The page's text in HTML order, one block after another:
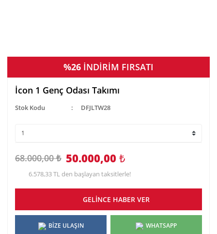
%26 İNDİRİM FIRSATI
İcon 1 Genç Odası Takımı
Stok Kodu DFJLTW28
68.000,00 ₺ 50.000,00 ₺
6.578,33 TL den başlayan taksitlerle!
GELİNCE HABER VER
BİZE ULAŞIN WHATSAPP